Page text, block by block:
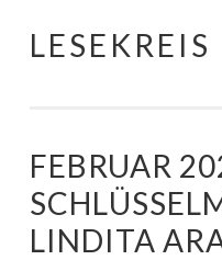
Springe
LESEKREIS
FEBRUAR
LINDITA